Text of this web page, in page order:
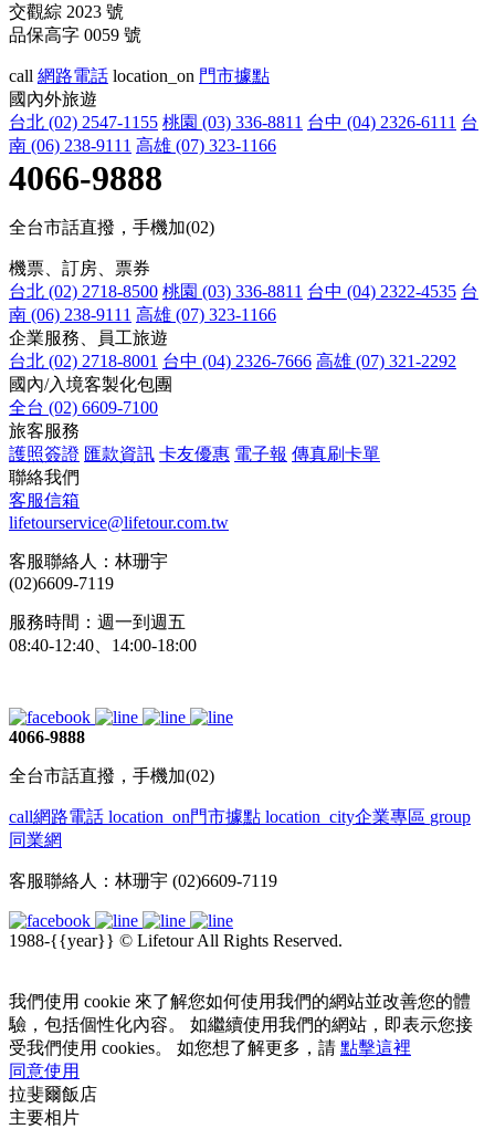
交觀綜 2023 號
品保高字 0059 號
call 網路電話 location_on 門市據點
國內外旅遊
台北 (02) 2547-1155 桃園 (03) 336-8811 台中 (04) 2326-6111 台
南 (06) 238-9111 高雄 (07) 323-1166
4066-9888
全台市話直撥，手機加(02)
機票、訂房、票券
台北 (02) 2718-8500 桃園 (03) 336-8811 台中 (04) 2322-4535 台
南 (06) 238-9111 高雄 (07) 323-1166
企業服務、員工旅遊
台北 (02) 2718-8001 台中 (04) 2326-7666 高雄 (07) 321-2292
國內/入境客製化包團
全台 (02) 6609-7100
旅客服務
護照簽證 匯款資訊 卡友優惠 電子報 傳真刷卡單
聯絡我們
客服信箱
lifetourservice@lifetour.com.tw
客服聯絡人：林珊宇
(02)6609-7119
服務時間：週一到週五
08:40-12:40、14:00-18:00
4066-9888
全台市話直撥，手機加(02)
call網路電話 location_on門市據點 location_city企業專區 group
同業網
客服聯絡人：林珊宇 (02)6609-7119
1988-{{year}} © Lifetour All Rights Reserved.
我們使用 cookie 來了解您如何使用我們的網站並改善您的體
驗，包括個性化內容。 如繼續使用我們的網站，即表示您接
受我們使用 cookies。 如您想了解更多，請 點擊這裡
同意使用
拉斐爾飯店
主要相片